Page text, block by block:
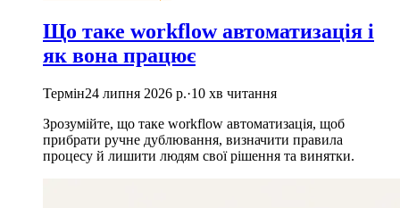
Що таке workflow автоматизація і
як вона працює
Термін24 липня 2026 р.·10 хв читання
Зрозумійте, що таке workflow автоматизація, щоб
прибрати ручне дублювання, визначити правила
процесу й лишити людям свої рішення та винятки.